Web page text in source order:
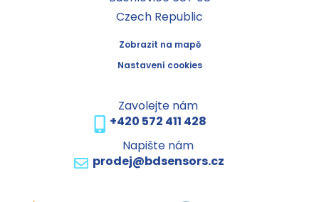
Czech Republic
Zobrazit na mapě
Nastavení cookies
Zavolejte nám
+420 572 411 428
Napište nám
prodej@bdsensors.cz